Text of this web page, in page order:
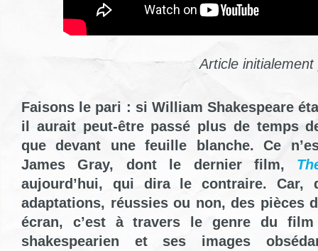
Article
Faisons le pari : si William Shakespeare
il aurait peut-être passé plus de temps
que devant une feuille blanche. Ce
James Gray, dont le dernier film,
aujourd’hui, qui dira le contraire. Car,
adaptations, réussies ou non, des pièces
écran, c’est à travers le genre du
shakespearien et ses images